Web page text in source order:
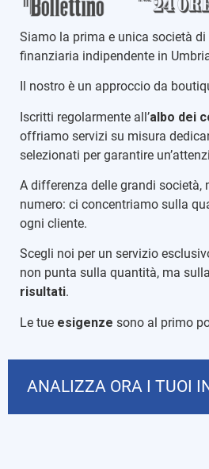
Siamo la prima e unica società di
finanziaria indipendente in
Il nostro è un approccio da
Iscritti regolarmente all’albo dei
offriamo servizi su misura
selezionati per garantire
A differenza delle grandi società,
numero: ci concentriamo sulla
ogni cliente.
Scegli noi per un servizio
non punta sulla quantità, ma sulla
risultati.
Le tue esigenze sono al primo
ANALIZZA ORA I TUOI